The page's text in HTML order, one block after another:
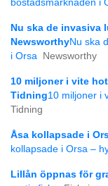
bostadsmarknaden i
Nu ska de invasiva
NewsworthyNu ska
i Orsa
Newsworthy
10 miljoner i vite
Tidning10 miljoner i
Tidning
Åsa kollapsade i
kollapsade i Orsa –
Lillån öppnas för